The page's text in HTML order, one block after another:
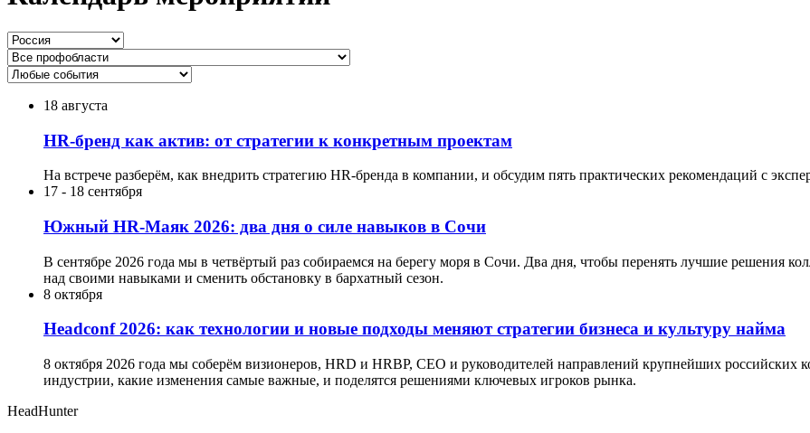
18 августа
HR-бренд как актив: от стратегии к конкретным проектам
На встрече разберём, как внедрить стратегию HR-бренда в компании, и обсудим пять практических рекомендаций с
17 - 18 сентября
Южный HR-Маяк 2026: два дня о силе навыков в Сочи
В сентябре 2026 года мы в четвёртый раз собираемся на берегу моря в Сочи. Два дня, чтобы перенять лучшие решения
над своими навыками и сменить обстановку в бархатный сезон.
8 октября
Headсonf 2026: как технологии и новые подходы меняют стратегии бизнеса и культуру найма
8 октября 2026 года мы соберём визионеров, HRD и HRBP, СЕО и руководителей направлений крупнейших российских
индустрии, какие изменения самые важные, и поделятся решениями ключевых игроков рынка.
HeadHunter